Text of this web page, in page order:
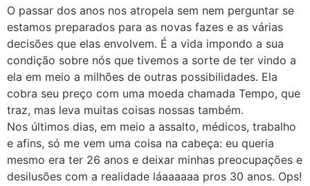
O passar dos anos nos atropela sem nem perguntar se
estamos preparados para as novas fazes e as várias
decisões que elas envolvem. É a vida impondo a sua
condição sobre nós que tivemos a sorte de ter vindo a
ela em meio a milhões de outras possibilidades. Ela
cobra seu preço com uma moeda chamada Tempo, que
traz, mas leva muitas coisas nossas também.
Nos últimos dias, em meio a assalto, médicos, trabalho
e afins, só me vem uma coisa na cabeça: eu queria
mesmo era ter 26 anos e deixar minhas preocupações e
desilusões com a realidade láaaaaaa pros 30 anos. Ops!